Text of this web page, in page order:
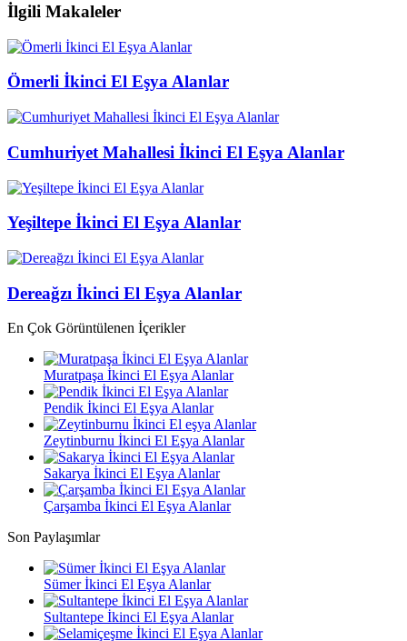
İlgili Makaleler
Ömerli İkinci El Eşya Alanlar
Cumhuriyet Mahallesi İkinci El Eşya Alanlar
Yeşiltepe İkinci El Eşya Alanlar
Dereağzı İkinci El Eşya Alanlar
En Çok Görüntülenen İçerikler
Muratpaşa İkinci El Eşya Alanlar
Pendik İkinci El Eşya Alanlar
Zeytinburnu İkinci El Eşya Alanlar
Sakarya İkinci El Eşya Alanlar
Çarşamba İkinci El Eşya Alanlar
Son Paylaşımlar
Sümer İkinci El Eşya Alanlar
Sultantepe İkinci El Eşya Alanlar